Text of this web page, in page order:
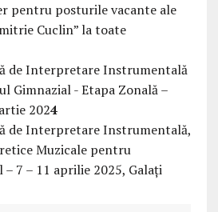
pentru posturile vacante ale
Cuclin” la toate
de Interpretare Instrumentală
Gimnazial - Etapa Zonală –
2024
de Interpretare Instrumentală,
Muzicale pentru
7 – 11 aprilie 2025, Galați